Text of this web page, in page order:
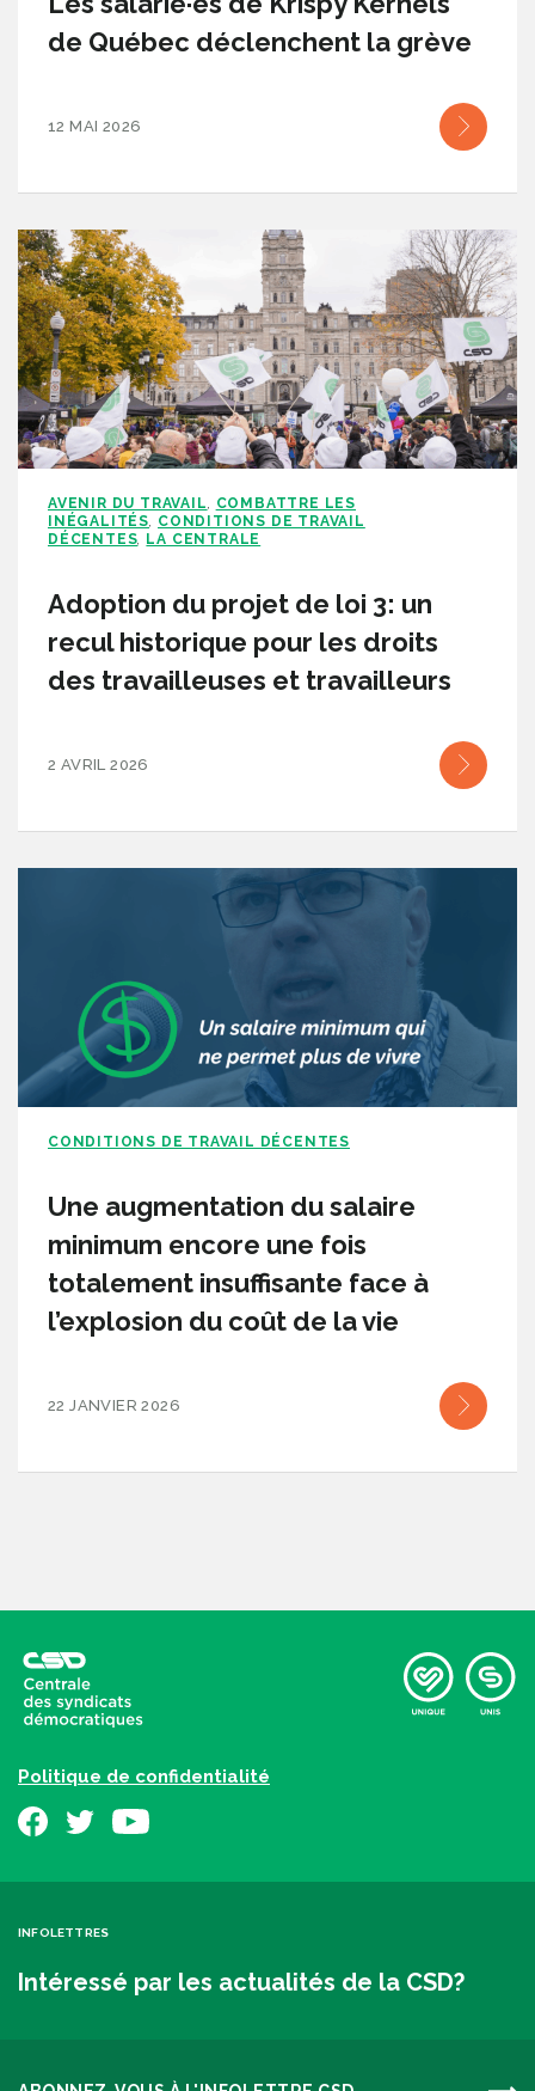
de Québec déclenchent la grève
12 MAI 2026
AVENIR DU TRAVAIL
COMBATTRE LES
INÉGALITÉS
CONDITIONS DE TRAVAIL
DÉCENTES LA CENTRALE
Adoption du projet de loi 3: un
recul historique pour les droits
des travailleuses et travailleurs
2 AVRIL 2026
CONDITIONS DE TRAVAIL DÉCENTES
Une augmentation du salaire
minimum encore une fois
totalement insuffisante face à
l’explosion du coût de la vie
22 JANVIER 2026
Politique de confidentialité
INFOLETTRES
Intéressé par les actualités de la CSD?